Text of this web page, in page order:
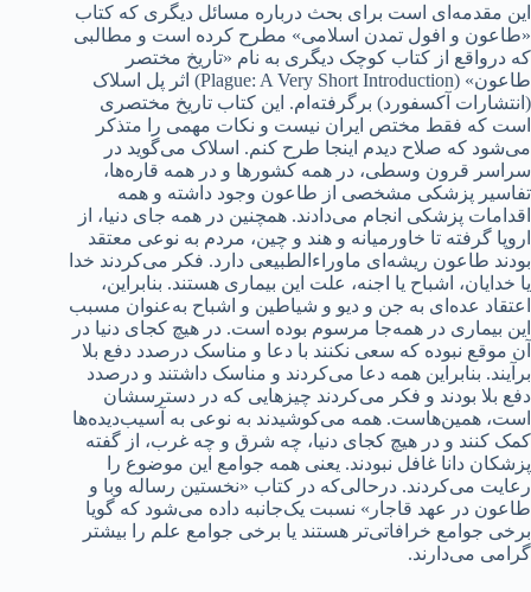
این مقدمه‌ای است برای بحث درباره مسائل دیگری که کتاب
«طاعون و افول تمدن اسلامی» مطرح کرده است و مطالبی
که در‌واقع از کتاب کوچک دیگری به نام «تاریخ مختصر
طاعون» (Plague: A Very Short Introduction) اثر پل اسلاک
(انتشارات آکسفورد) برگرفته‌ام. این کتاب تاریخ مختصری
است که فقط مختص ایران نیست و نکات مهمی را متذکر
می‌شود که صلاح دیدم اینجا طرح کنم. اسلاک می‌گوید در
سراسر قرون وسطی، در همه کشورها و در همه قاره‌ها،
تفاسیر پزشکی مشخصی از طاعون وجود داشته و همه
اقدامات پزشکی انجام می‌دادند. همچنین در همه جای دنیا، از
اروپا گرفته تا خاورمیانه و هند و چین، مردم به نوعی معتقد
بودند طاعون ریشه‌ای ماوراءالطبیعی دارد. فکر می‌کردند خدا
یا خدایان، اشباح یا اجنه، علت این بیماری هستند. بنابراین،
اعتقاد عده‌ای به جن و دیو و شیاطین و اشباح به‌عنوان مسبب
این بیماری در همه‌جا مرسوم بوده است. در هیچ کجای دنیا در
آن موقع نبوده که سعی نکنند با دعا و مناسک در‌صدد دفع بلا
برآیند. بنابراین همه دعا می‌کردند و مناسک داشتند و درصدد
دفع بلا بودند و فکر می‌کردند چیزهایی که در دسترسشان
است، همین‌هاست. همه می‌کوشیدند به نوعی به آسیب‌دیده‌ها
کمک کنند و در هیچ کجای دنیا، چه شرق و چه غرب، از گفته
پزشکان دانا غافل نبودند. یعنی همه جوامع این موضوع را
رعایت می‌کردند. درحالی‌که در کتاب «نخستین رساله وبا و
طاعون در عهد قاجار» نسبت یک‌جانبه داده می‌شود که گویا
برخی جوامع خرافاتی‌تر هستند یا برخی جوامع علم را بیشتر
گرامی می‌دارند.